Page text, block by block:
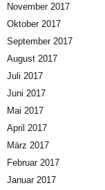
November 2017
Oktober 2017
September 2017
August 2017
Juli 2017
Juni 2017
Mai 2017
April 2017
März 2017
Februar 2017
Januar 2017